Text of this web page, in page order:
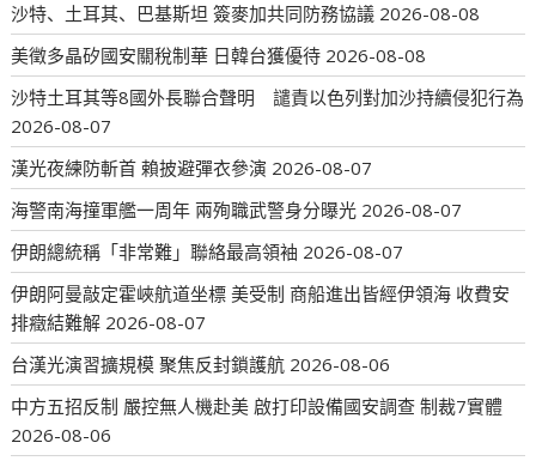
沙特、土耳其、巴基斯坦 簽麥加共同防務協議 2026-08-08
美徵多晶矽國安關稅制華 日韓台獲優待 2026-08-08
沙特土耳其等8國外長聯合聲明 譴責以色列對加沙持續侵犯行為
2026-08-07
漢光夜練防斬首 賴披避彈衣參演 2026-08-07
海警南海撞軍艦一周年 兩殉職武警身分曝光 2026-08-07
伊朗總統稱「非常難」聯絡最高領袖 2026-08-07
伊朗阿曼敲定霍峽航道坐標 美受制 商船進出皆經伊領海 收費安
排癥結難解 2026-08-07
台漢光演習擴規模 聚焦反封鎖護航 2026-08-06
中方五招反制 嚴控無人機赴美 啟打印設備國安調查 制裁7實體
2026-08-06